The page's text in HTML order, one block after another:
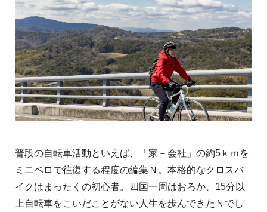
普段の自転車活動といえば、「家－会社」の約5ｋｍを
ミニベロで往復する程度の編集Ｎ。本格的なクロスバ
イクはまったくの初心者。四国一周はおろか、15分以
上自転車をこいだことがない人生を歩んできたＮでし